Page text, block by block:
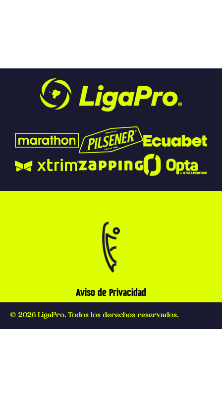
Aviso de Privacidad
© 2026 LigaPro. Todos los derechos reservados.